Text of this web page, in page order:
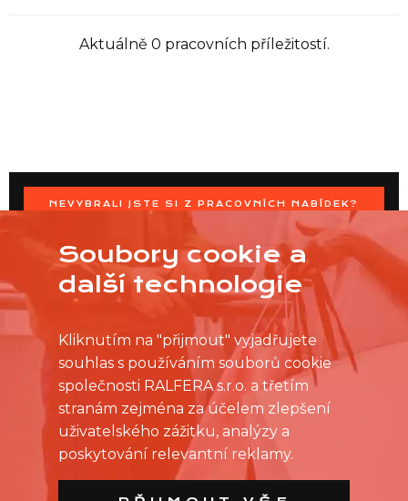
Aktuálně 0 pracovních příležitostí.
NEVYBRALI JSTE SI Z PRACOVNÍCH NABÍDEK?
OSLOVTE PRODEJNU PŘÍMO S VAŠIMI ČASOVÝMI
MOŽNOSTMI
Soubory cookie a
další technologie
Kliknutím na "přijmout" vyjadřujete
souhlas s používáním souborů cookie
společnosti RALFERA s.r.o. a třetím
stranám zejména za účelem zlepšení
uživatelského zážitku, analýzy a
poskytování relevantní reklamy.